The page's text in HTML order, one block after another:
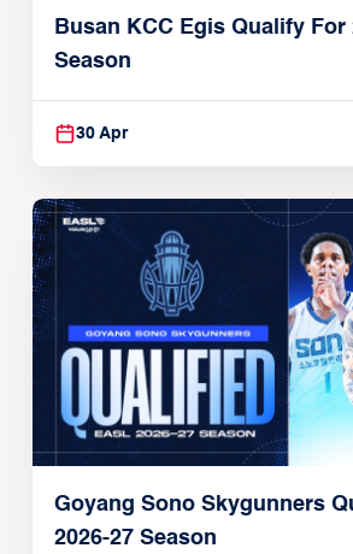
Busan KCC Egis Qualify For
Season
30 Apr
Goyang Sono Skygunners
2026-27 Season